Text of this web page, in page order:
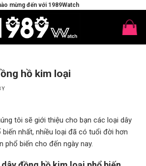
mừng đến với 1989Watch
hồ kim loại
tôi sẽ giới thiệu cho bạn các loại dây
nhất, nhiều loại đã có tuổi đời hơn
phổ biến cho đến ngày nay.